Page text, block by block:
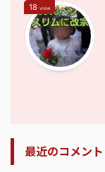
18 view
最近のコメント